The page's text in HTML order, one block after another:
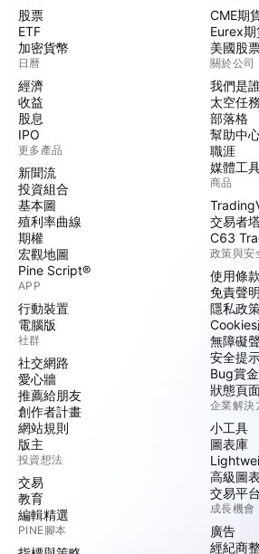
股票
ETF
加密貨幣
日曆
經濟
收益
股息
IPO
更多產品
新聞流
投資組合
基本圖
殖利率曲線
期權
宏觀地圖
Pine Script®
APP
行動裝置
電腦版
社群
社交網路
愛心牆
推薦給朋友
創作者計畫
網站規則
版主
投資想法
交易
教育
編輯精選
PINE腳本
CME期
Eurex期
美國股
關於公司
我們是
太空任務
部落格
幫助中
職涯
媒體工
商品
交易者
C63
政策與安
使用條款
免責聲明
隱私政
無障礙
安全提
Bug賞
狀態頁
企業解決
小工具
圖表庫
高級圖
交易平台
成長機會
廣告
經紀商